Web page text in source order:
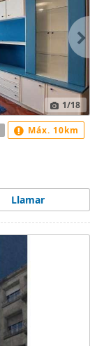
1/18
Llamar
Máx. 10km